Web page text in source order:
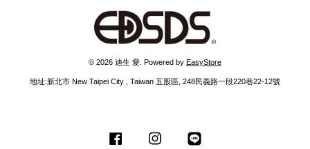
© 2026 迪生 愛. Powered by EasyStore
地址:新北市 New Taipei City , Taiwan 五股區, 248民義路一段220巷22-12號
Facebook Instagram